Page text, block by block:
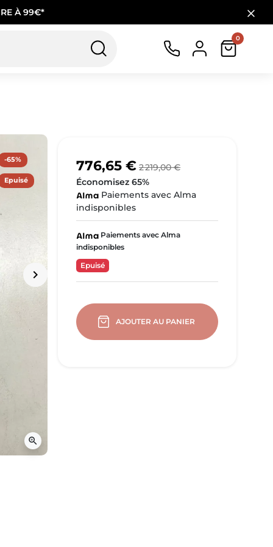
À 99€*
0
-65%
Epuisé
Suivant
keyboard_arrow_right
zoom_in
776,65 € 2 219,00 €
Économisez 65%
Paiements avec Alma
indisponibles
Paiements avec Alma
indisponibles
Epuisé
AJOUTER AU PANIER